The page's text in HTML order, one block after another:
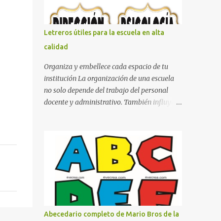
con pósters Cama con diseño de ring de
boxeo Ideas para decoraciones de fiestas
infantiles Cosas bonitas que se pueden hacer
con gomas de coche
Letreros útiles para la escuela en alta
calidad
Organiza y embellece cada espacio de tu
institución La organización de una escuela
no solo depende del trabajo del personal
docente y administrativo. También influye la
una función práctica al orientar a
estudiantes, padres de familia, docentes y
visitantes, pero además aportan un toque
decorativo que hace que la institución luzca
más ordenada, moderna y acogedora.
Pensando en esta necesidad, he diseñado
una colección de letreros útiles para la
Abecedario completo de Mario Bros de la